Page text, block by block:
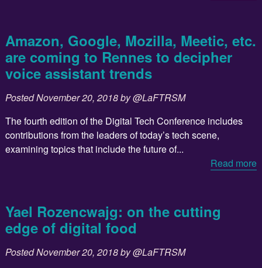
Amazon, Google, Mozilla, Meetic, etc.
are coming to Rennes to decipher
voice assistant trends
PostedNovember 20, 2018by@LaFTRSM
The fourth edition of the Digital Tech Conference includes
contributions from the leaders of today’s tech scene,
examining topics that include the future of...
Read more
Yael Rozencwajg: on the cutting
edge of digital food
PostedNovember 20, 2018by@LaFTRSM